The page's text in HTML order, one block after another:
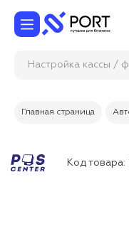
Настройка касс
Главная страница
Код товара: